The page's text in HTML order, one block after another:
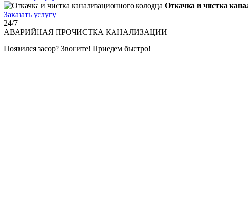
Откачка и чистка
Заказать услугу
24/7
АВАРИЙНАЯ ПРОЧИСТКА КАНАЛИЗАЦИИ
Появился засор? Звоните! Приедем быстро!